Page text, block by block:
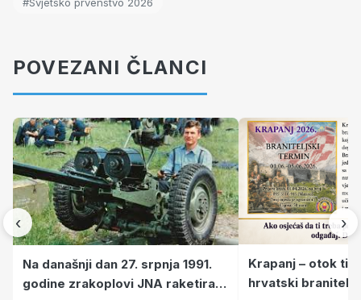
POVEZANI ČLANCI
‹
Na današnji dan 27. srpnja 1991.
godine zrakoplovi JNA raketirali
Krapanj – otok
hrvatski branitelji
›